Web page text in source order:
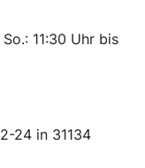
11:30 Uhr bis
24 in 31134